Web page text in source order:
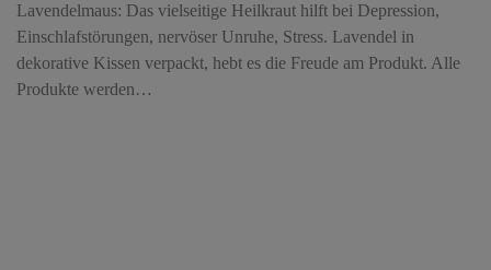
Lavendelmaus: Das vielseitige Heilkraut hilft bei Depression,
Einschlafstörungen, nervöser Unruhe, Stress. Lavendel in
dekorative Kissen verpackt, hebt es die Freude am Produkt. Alle
Produkte werden…